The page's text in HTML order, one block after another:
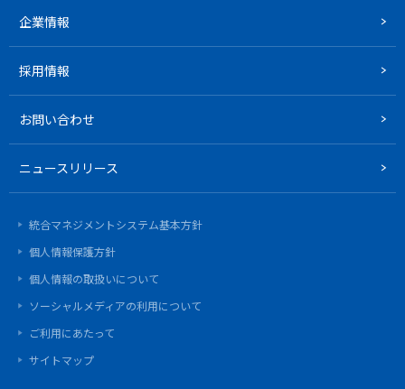
企業情報
採用情報
お問い合わせ
ニュースリリース
統合マネジメントシステム基本方針
個人情報保護方針
個人情報の取扱いについて
ソーシャルメディアの利用について
ご利用にあたって
サイトマップ